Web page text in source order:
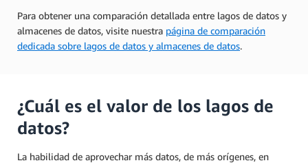
Para obtener una comparación detallada entre lagos de datos y
almacenes de datos, visite nuestra página de comparación
dedicada sobre lagos de datos y almacenes de datos.
¿Cuál es el valor de los lagos de
datos?
La habilidad de aprovechar más datos, de más orígenes, en